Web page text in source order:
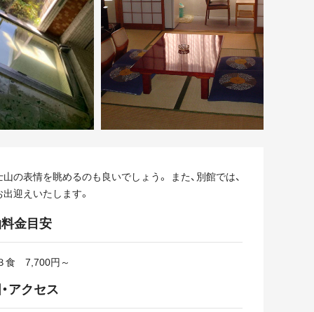
の表情を眺めるのも良いでしょう。 また、別館では、
迎えいたします。
金目安
食 7,700円～
アクセス